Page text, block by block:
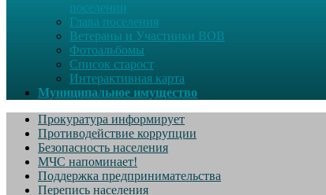
поселении
Глава поселения
Ветераны и Участники ВОВ
Фотоальбомы
Список старост
Интерактивная карта
Муниципальное имущество
Прокуратура информирует
Противодействие коррупции
Безопасность населения
МЧС напоминает!
Поддержка предпринимательства
Перепись населения